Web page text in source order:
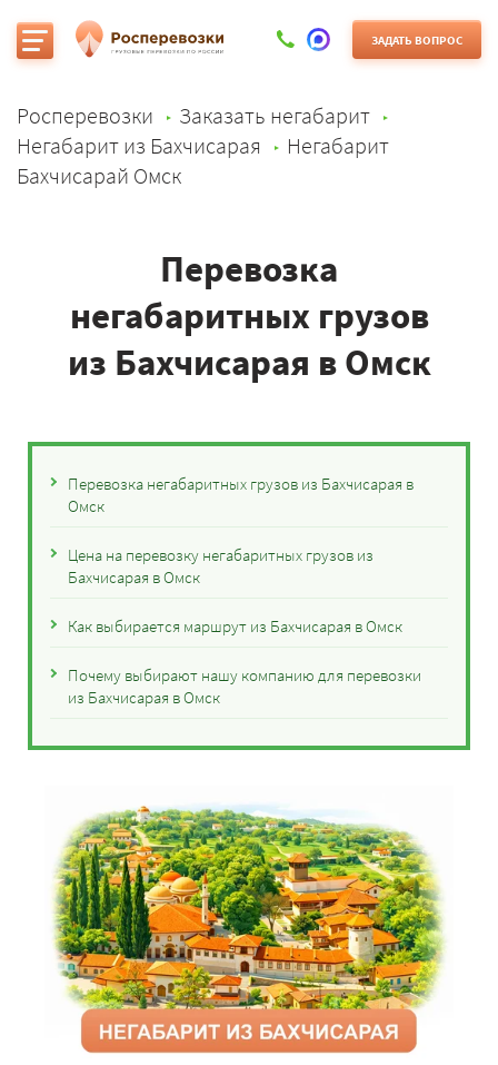
ЗАДАТЬ ВОПРОС
Росперевозки
Заказать негабарит
Негабарит из Бахчисарая
Негабарит
Бахчисарай Омск
Перевозка
негабаритных грузов
из Бахчисарая в Омск
Перевозка негабаритных грузов из Бахчисарая в
Омск
Цена на перевозку негабаритных грузов из
Бахчисарая в Омск
Как выбирается маршрут из Бахчисарая в Омск
Почему выбирают нашу компанию для перевозки
из Бахчисарая в Омск